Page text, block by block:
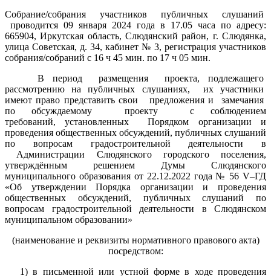
Собрание/собрания участников публичных слушаний
проводится 09 января 2024 года в 17.05 часа по адресу:
665904, Иркутская область, Слюдянский район, г. Слюдянка,
улица Советская, д. 34, кабинет № 3, регистрация участников
собрания/собраний с 16 ч 45 мин. по 17 ч 05 мин.
В период размещения проекта, подлежащего
рассмотрению на публичных слушаниях, их участники
имеют право представить свои предложения и замечания
по обсуждаемому проекту с соблюдением
требований, установленных Порядком организации и
проведения общественных обсуждений, публичных слушаний
по вопросам градостроительной деятельности в
Администрации Слюдянского городского поселения,
утверждённым решением Думы Слюдянского
муниципального образования от 22.12.2022 года № 56 V–ГД
«Об утверждении Порядка организации и проведения
общественных обсуждений, публичных слушаний по
вопросам градостроительной деятельности в Слюдянском
муниципальном образовании»
(наименование и реквизиты нормативного правового акта)
посредством:
1) в письменной или устной форме в ходе проведения